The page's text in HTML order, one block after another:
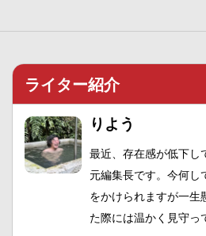
ライター紹介
りよう
最近、存在感が低下し
元編集長です。今何
をかけられますが一生
た際には温かく見守っ